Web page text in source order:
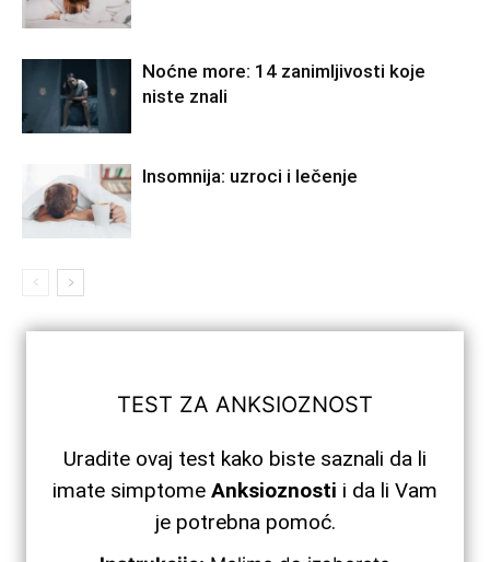
Noćne more: 14 zanimljivosti koje
niste znali
Insomnija: uzroci i lečenje
TEST ZA ANKSIOZNOST
Uradite ovaj test kako biste saznali da li
imate simptome Anksioznosti i da li Vam
je potrebna pomoć.